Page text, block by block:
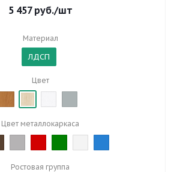
5 457руб./шт
Материал
ЛДСП
Цвет
Цвет металлокаркаса
Ростовая группа